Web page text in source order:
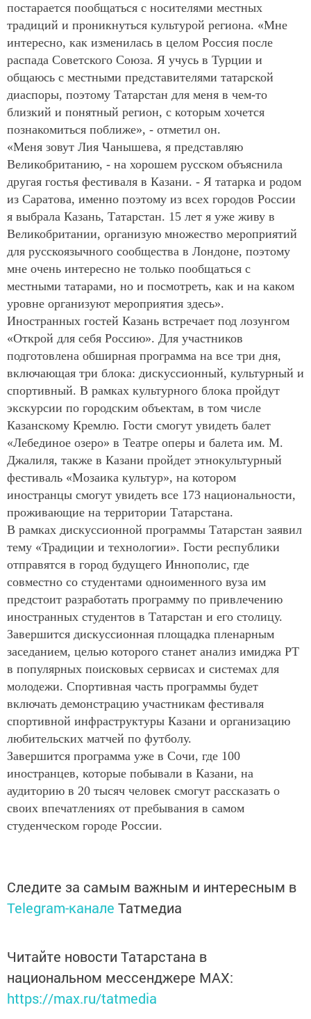
постарается пообщаться с носителями местных
традиций и проникнуться культурой региона. «Мне
интересно, как изменилась в целом Россия после
распада Советского Союза. Я учусь в Турции и
общаюсь с местными представителями татарской
диаспоры, поэтому Татарстан для меня в чем-то
близкий и понятный регион, с которым хочется
познакомиться поближе», - отметил он.
«Меня зовут Лия Чанышева, я представляю
Великобританию, - на хорошем русском объяснила
другая гостья фестиваля в Казани. - Я татарка и родом
из Саратова, именно поэтому из всех городов России
я выбрала Казань, Татарстан. 15 лет я уже живу в
Великобритании, организую множество мероприятий
для русскоязычного сообщества в Лондоне, поэтому
мне очень интересно не только пообщаться с
местными татарами, но и посмотреть, как и на каком
уровне организуют мероприятия здесь».
Иностранных гостей Казань встречает под лозунгом
«Открой для себя Россию». Для участников
подготовлена обширная программа на все три дня,
включающая три блока: дискуссионный, культурный и
спортивный. В рамках культурного блока пройдут
экскурсии по городским объектам, в том числе
Казанскому Кремлю. Гости смогут увидеть балет
«Лебединое озеро» в Театре оперы и балета им. М.
Джалиля, также в Казани пройдет этнокультурный
фестиваль «Мозаика культур», на котором
иностранцы смогут увидеть все 173 национальности,
проживающие на территории Татарстана.
В рамках дискуссионной программы Татарстан заявил
тему «Традиции и технологии». Гости республики
отправятся в город будущего Иннополис, где
совместно со студентами одноименного вуза им
предстоит разработать программу по привлечению
иностранных студентов в Татарстан и его столицу.
Завершится дискуссионная площадка пленарным
заседанием, целью которого станет анализ имиджа РТ
в популярных поисковых сервисах и системах для
молодежи. Спортивная часть программы будет
включать демонстрацию участникам фестиваля
спортивной инфраструктуры Казани и организацию
любительских матчей по футболу.
Завершится программа уже в Сочи, где 100
иностранцев, которые побывали в Казани, на
аудиторию в 20 тысяч человек смогут рассказать о
своих впечатлениях от пребывания в самом
студенческом городе России.
Следите за самым важным и интересным в
Telegram-канале Татмедиа
Читайте новости Татарстана в
национальном мессенджере MАХ:
https://max.ru/tatmedia